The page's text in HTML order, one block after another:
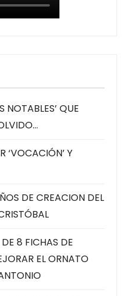
NOTABLES’ QUE
‘VOCACIÓN’ Y
DE CREACION DEL
8 FICHAS DE
EL ORNATO